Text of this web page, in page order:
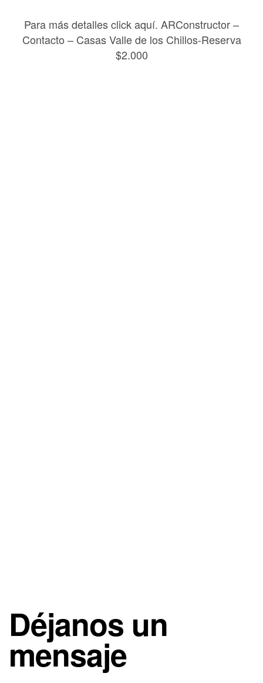
Para más detalles click aquí. ARConstructor –
Contacto – Casas Valle de los Chillos-Reserva
$2.000
Déjanos un
mensaje